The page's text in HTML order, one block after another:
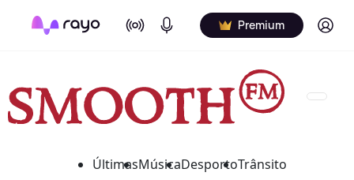
On Air Podcasts Premium Log in
ÚltimasMúsicaDesportoTrânsito